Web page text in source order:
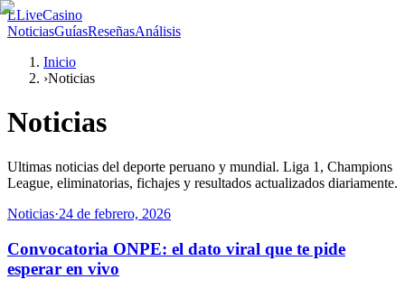
LLiveCasino
NoticiasGuíasReseñasAnálisis
Inicio
›Noticias
Noticias
Ultimas noticias del deporte peruano y mundial. Liga 1, Champions
League, eliminatorias, fichajes y resultados actualizados diariamente.
Noticias·24 de febrero, 2026
Convocatoria ONPE: el dato viral que te pide
esperar en vivo